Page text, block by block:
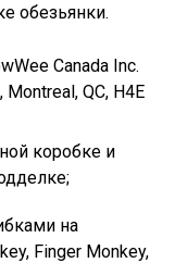
обезьянки.
Canada Inc.
QC, H4E
коробке и
на
Finger Monkey,